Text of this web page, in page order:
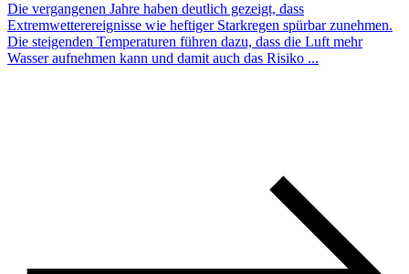
Die vergangenen Jahre haben deutlich gezeigt, dass
Extremwetterereignisse wie heftiger Starkregen spürbar zunehmen.
Die steigenden Temperaturen führen dazu, dass die Luft mehr
Wasser aufnehmen kann und damit auch das Risiko ...